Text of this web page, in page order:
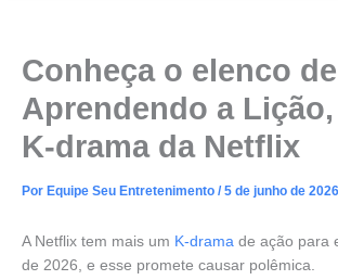
Conheça o elenco de
Aprendendo a
K-drama da Netflix
Por Equipe Seu Entretenimento /5 de junho de 2026
A Netflix tem mais um K-drama de ação para
de 2026, e esse promete causar polêmica.